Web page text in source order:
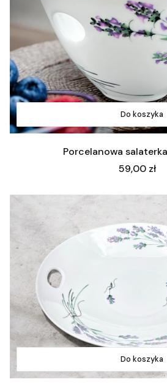
Do koszyka
Porcelanowa
Cena
59,00 zł
Do koszyka